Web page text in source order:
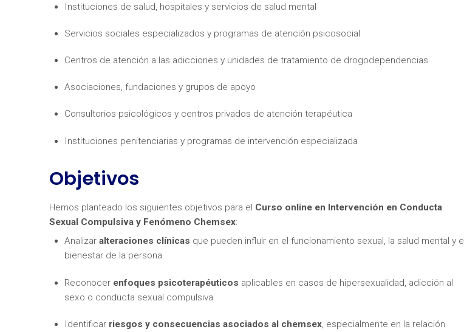
Instituciones de salud, hospitales y servicios de salud mental
Servicios sociales especializados y programas de atención psicosocial
Centros de atención a las adicciones y unidades de tratamiento de drogodependencias
Asociaciones, fundaciones y grupos de apoyo
Consultorios psicológicos y centros privados de atención terapéutica
Instituciones penitenciarias y programas de intervención especializada
Objetivos
Hemos planteado los siguientes objetivos para el Curso online en Intervención en Conducta
Sexual Compulsiva y Fenómeno Chemsex:
Analizaralteraciones clínicas que pueden influir en el funcionamiento sexual, la salud mental y el
bienestar de la persona.
Reconocer enfoques psicoterapéuticos aplicables en casos de hipersexualidad, adicción al
sexo o conducta sexual compulsiva.
Identificar riesgos y consecuencias asociados al chemsex, especialmente en la relación